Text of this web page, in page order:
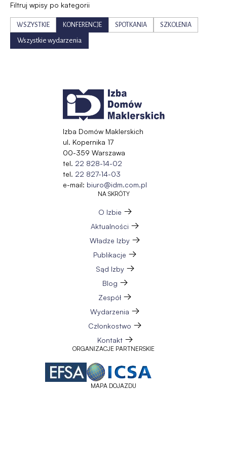
Filtruj wpisy po kategorii
WSZYSTKIE KONFERENCJE SPOTKANIA SZKOLENIA
Wszystkie wydarzenia
Izba Domów Maklerskich
ul. Kopernika 17
00-359 Warszawa
tel. 22 828-14-02
tel. 22 827-14-03
e-mail: biuro@idm.com.pl
NA SKRÓTY
O Izbie
Aktualności
Władze Izby
Publikacje
Sąd Izby
Blog
Zespół
Wydarzenia
Członkostwo
Kontakt
ORGANIZACJE PARTNERSKIE
MAPA DOJAZDU